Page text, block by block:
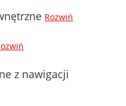
Rozwiń
z nawigacji